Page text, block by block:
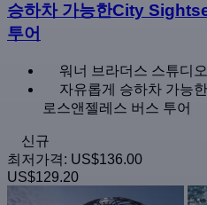
승하차 가능한City
투어
워너 브라더스 스튜디
자유롭게 승하차 가능
로스앤젤레스 버스 투어
신규
최저가격: US$136.00
US$129.20